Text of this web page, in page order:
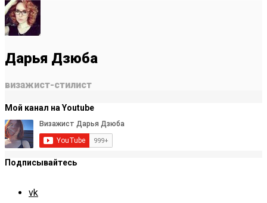
Дарья Дзюба
визажист-стилист
Мой канал на Youtube
Подписывайтесь
vk